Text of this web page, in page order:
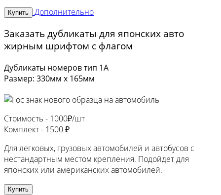
Купить Дополнительно
Заказать дубликаты для японских авто
жирным шрифтом с флагом
Дубликаты номеров тип 1А
Размер: 330мм х 165мм
Стоимость - 1000₽/шт
Комплект - 1500 ₽
Для легковых, грузовых автомобилей и автобусов с
нестандартным местом крепления. Подойдет для
японских или американских автомобилей.
Купить